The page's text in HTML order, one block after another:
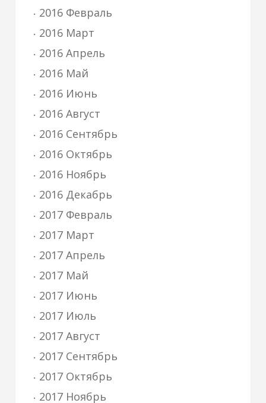
2016 Февраль
2016 Март
2016 Апрель
2016 Май
2016 Июнь
2016 Август
2016 Сентябрь
2016 Октябрь
2016 Ноябрь
2016 Декабрь
2017 Февраль
2017 Март
2017 Апрель
2017 Май
2017 Июнь
2017 Июль
2017 Август
2017 Сентябрь
2017 Октябрь
2017 Ноябрь